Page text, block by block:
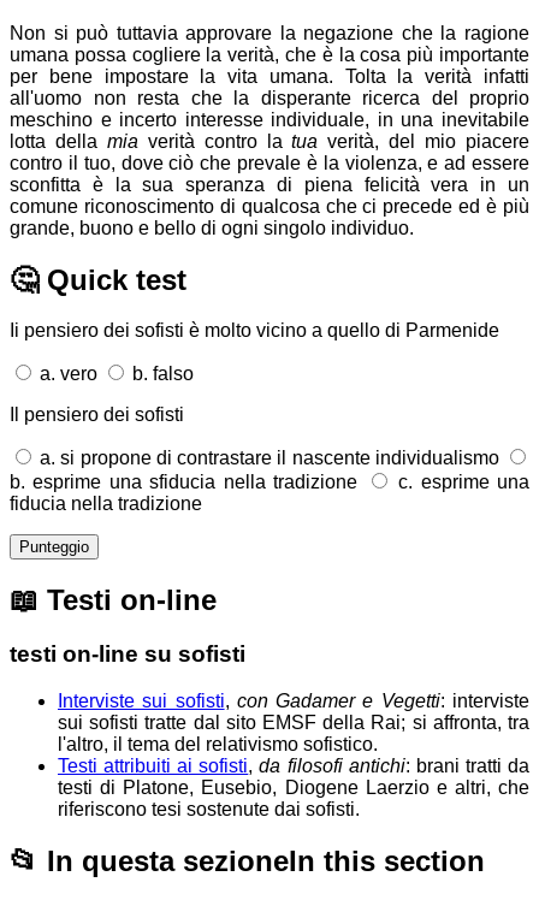
Non si può tuttavia approvare la negazione che la ragione
umana possa cogliere la verità, che è la cosa più importante
per bene impostare la vita umana. Tolta la verità infatti
all'uomo non resta che la disperante ricerca del proprio
meschino e incerto interesse individuale, in una inevitabile
lotta della mia verità contro latua verità, del mio piacere
contro il tuo, dove ciò che prevale è la violenza, e ad essere
sconfitta è la sua speranza di piena felicità vera in un
comune riconoscimento di qualcosa che ci precede ed è più
grande, buono e bello di ogni singolo individuo.
🤔Quick test
Ii pensiero dei sofisti è molto vicino a quello di Parmenide
a. vero
b. falso
Il pensiero dei sofisti
a. si propone di contrastare il nascente individualismo
b. esprime una sfiducia nella tradizione
c. esprime una
fiducia nella tradizione
Punteggio
📖 Testi on-line
testi on-line su sofisti
Interviste sui sofisti, con Gadamer e Vegetti: interviste
sui sofisti tratte dal sito EMSF della Rai; si affronta, tra
l'altro, il tema del relativismo sofistico.
Testi attribuiti ai sofisti,da filosofi antichi: brani tratti da
testi di Platone, Eusebio, Diogene Laerzio e altri, che
riferiscono tesi sostenute dai sofisti.
📂 In questa sezioneIn this section